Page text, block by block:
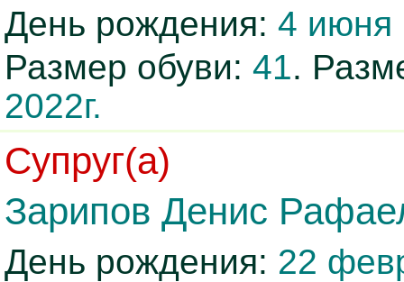
День рождения: 4 июня
Размер обуви: 41.
2022г.
Супруг(а)
Зарипов Денис
День рождения: 22